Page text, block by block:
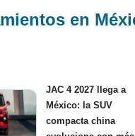
en
JAC 4 2027 llega a
México: la SUV
compacta china